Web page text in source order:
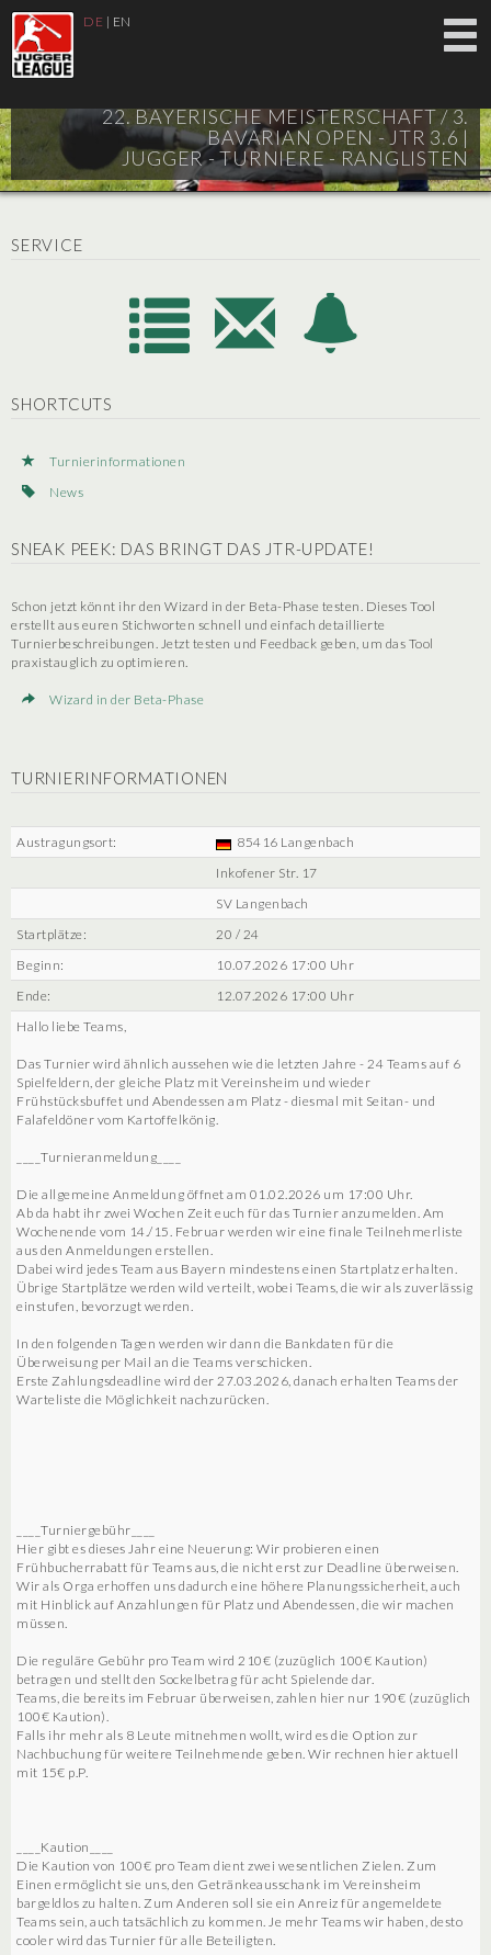
DE | EN
22. BAYERISCHE MEISTERSCHAFT / 3.
BAVARIAN OPEN - JTR 3.6 |
JUGGER - TURNIERE - RANGLISTEN
SERVICE
SHORTCUTS
Turnierinformationen
News
SNEAK PEEK: DAS BRINGT DAS JTR-UPDATE!
Schon jetzt könnt ihr den Wizard in der Beta-Phase testen. Dieses Tool
erstellt aus euren Stichworten schnell und einfach detaillierte
Turnierbeschreibungen. Jetzt testen und Feedback geben, um das Tool
praxistauglich zu optimieren.
Wizard in der Beta-Phase
TURNIERINFORMATIONEN
Austragungsort:
85416 Langenbach
Inkofener Str. 17
SV Langenbach
Startplätze:
20 / 24
Beginn:
10.07.2026 17:00 Uhr
Ende:
12.07.2026 17:00 Uhr
Hallo liebe Teams,
Das Turnier wird ähnlich aussehen wie die letzten Jahre - 24 Teams auf 6
Spielfeldern, der gleiche Platz mit Vereinsheim und wieder
Frühstücksbuffet und Abendessen am Platz - diesmal mit Seitan- und
Falafeldöner vom Kartoffelkönig.
____Turnieranmeldung____
Die allgemeine Anmeldung öffnet am 01.02.2026 um 17:00 Uhr.
Ab da habt ihr zwei Wochen Zeit euch für das Turnier anzumelden. Am
Wochenende vom 14./15. Februar werden wir eine finale Teilnehmerliste
aus den Anmeldungen erstellen.
Dabei wird jedes Team aus Bayern mindestens einen Startplatz erhalten.
Übrige Startplätze werden wild verteilt, wobei Teams, die wir als zuverlässig
einstufen, bevorzugt werden.
In den folgenden Tagen werden wir dann die Bankdaten für die
Überweisung per Mail an die Teams verschicken.
Erste Zahlungsdeadline wird der 27.03.2026, danach erhalten Teams der
Warteliste die Möglichkeit nachzurücken.
____Turniergebühr____
Hier gibt es dieses Jahr eine Neuerung: Wir probieren einen
Frühbucherrabatt für Teams aus, die nicht erst zur Deadline überweisen.
Wir als Orga erhoffen uns dadurch eine höhere Planungssicherheit, auch
mit Hinblick auf Anzahlungen für Platz und Abendessen, die wir machen
müssen.
Die reguläre Gebühr pro Team wird 210€ (zuzüglich 100€ Kaution)
betragen und stellt den Sockelbetrag für acht Spielende dar.
Teams, die bereits im Februar überweisen, zahlen hier nur 190€ (zuzüglich
100€ Kaution).
Falls ihr mehr als 8 Leute mitnehmen wollt, wird es die Option zur
Nachbuchung für weitere Teilnehmende geben. Wir rechnen hier aktuell
mit 15€ p.P.
____Kaution____
Die Kaution von 100€ pro Team dient zwei wesentlichen Zielen. Zum
Einen ermöglicht sie uns, den Getränkeausschank im Vereinsheim
bargeldlos zu halten. Zum Anderen soll sie ein Anreiz für angemeldete
Teams sein, auch tatsächlich zu kommen. Je mehr Teams wir haben, desto
cooler wird das Turnier für alle Beteiligten.